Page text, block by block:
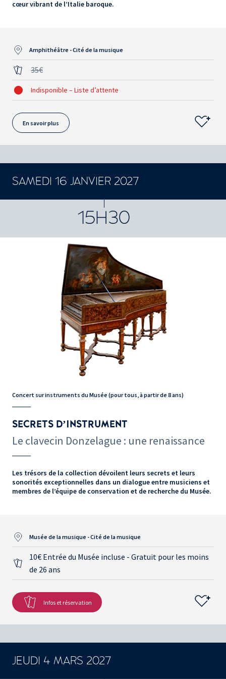
cœur vibrant de l’Italie baroque.
Amphithéâtre - Cité de la musique
35€
Indisponible – Liste d’attente
En savoir plus
SAMEDI 16 JANVIER 2027
15H30
Concert sur instruments du Musée (pour tous, à partir de 8 ans)
SECRETS D’INSTRUMENT
Le clavecin Donzelague : une renaissance
Les trésors de la collection dévoilent leurs secrets et leurs
sonorités exceptionnelles dans un dialogue entre musiciens et
membres de l’équipe de conservation et de recherche du Musée.
Musée de la musique - Cité de la musique
10€ Entrée du Musée incluse - Gratuit pour les moins
de 26 ans
Infos et réservation
JEUDI 4 MARS 2027